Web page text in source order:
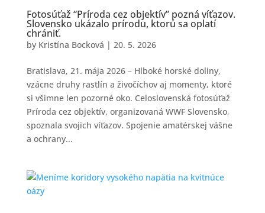
Fotosúťaž “Príroda cez objektív” pozná víťazov.
Slovensko ukázalo prírodu, ktorú sa oplatí
chrániť.
by Kristína Bocková | 20. 5. 2026
Bratislava, 21. mája 2026 – Hlboké horské doliny,
vzácne druhy rastlín a živočíchov aj momenty, ktoré
si všimne len pozorné oko. Celoslovenská fotosúťaž
Príroda cez objektív, organizovaná WWF Slovensko,
spoznala svojich víťazov. Spojenie amatérskej vášne
a ochrany...